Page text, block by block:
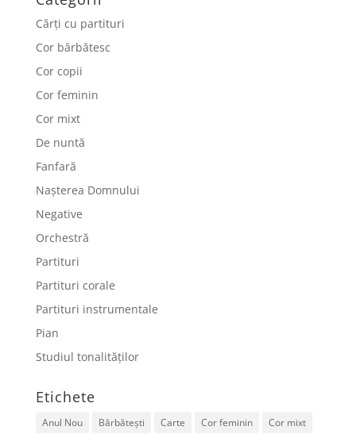
Cărți cu partituri
Cor bărbătesc
Cor copii
Cor feminin
Cor mixt
De nuntă
Fanfară
Nașterea Domnului
Negative
Orchestră
Partituri
Partituri corale
Partituri instrumentale
Pian
Studiul tonalităților
Etichete
Anul Nou Bărbătești Carte Cor feminin Cor mixt